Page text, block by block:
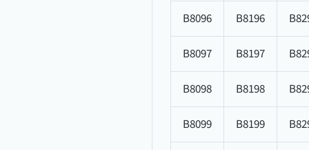
B8096 B8196
B8097 B8197
B8098 B8198
B8099 B8199